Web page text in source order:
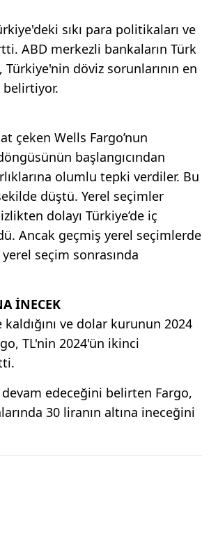
sıkı para politikaları ve
ABD merkezli bankaların Türk
döviz sorunlarının en
belirtiyor.
çeken Wells Fargo’nun
başlangıcından
olumlu tepki verdiler. Bu
düştü. Yerel seçimler
dolayı Türkiye’de iç
Ancak geçmiş yerel seçimlerde
seçim sonrasında
İNECEK
ve dolar kurunun 2024
TL'nin 2024'ün ikinci
edeceğini belirten Fargo,
30 liranın altına ineceğini